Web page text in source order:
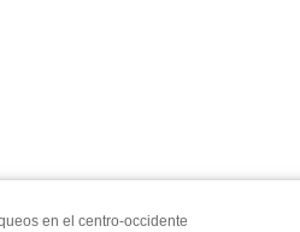
en el centro-occidente